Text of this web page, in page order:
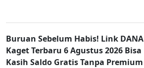
Buruan Sebelum Habis! Link DANA
Kaget Terbaru 6 Agustus 2026 Bisa
Kasih Saldo Gratis Tanpa Premium